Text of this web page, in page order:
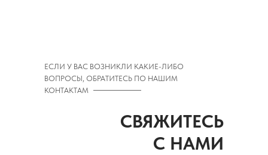
ЕСЛИ У ВАС ВОЗНИКЛИ КАКИЕ-ЛИБО
ВОПРОСЫ, ОБРАТИТЕСЬ ПО НАШИМ
КОНТАКТАМ
СВЯЖИТЕСЬ
С НАМИ